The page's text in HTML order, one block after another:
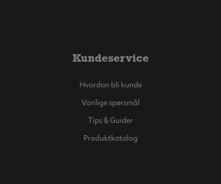
Kundeservice
Hvordan bli kunde
Vanlige spørsmål
Tips & Guider
Produktkatalog